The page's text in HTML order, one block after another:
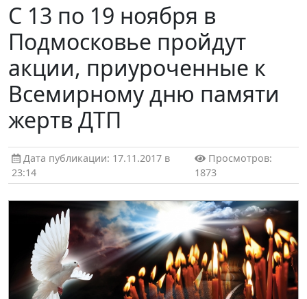
С 13 по 19 ноября в
Подмосковье пройдут
акции, приуроченные к
Всемирному дню памяти
жертв ДТП
Дата публикации: 17.11.2017 в
23:14
Просмотров:
1873